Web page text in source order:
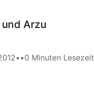
Arzu
• •0 Minuten Lesezeit